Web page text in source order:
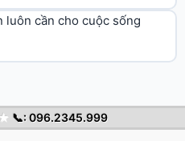
📞: 096.2345.999
luôn cần cho cuộc sống